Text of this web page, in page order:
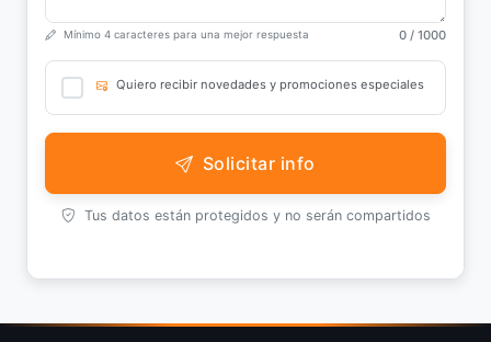
Mínimo 4 caracteres para una mejor respuesta 0 / 1000
Quiero recibir novedades y promociones especiales
Solicitar info
Tus datos están protegidos y no serán compartidos